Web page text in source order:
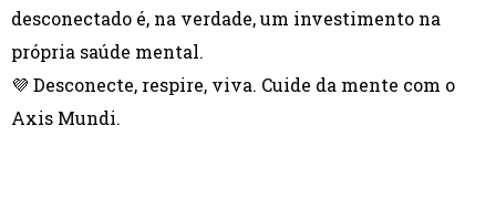
desconectado é, na verdade, um investimento na
própria saúde mental.
💜 Desconecte, respire, viva. Cuide da mente com o
Axis Mundi.